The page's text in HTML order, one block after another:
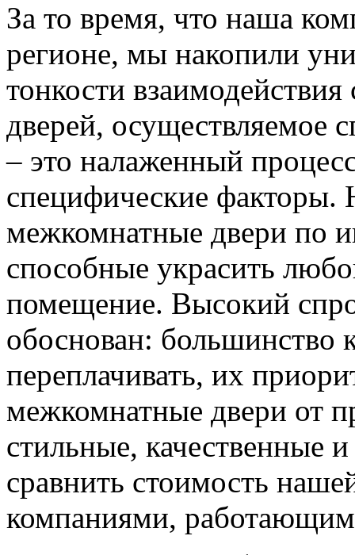
За то время, что наша
регионе, мы накопили
тонкости
дверей, осуществляемое
– это налаженный
специфические
межкомнатные двери по
способные украсить
помещение. Высокий
обоснован: большинство
переплачивать, их
межкомнатные двери от
стильные, качественные
сравнить стоимость
компаниями,